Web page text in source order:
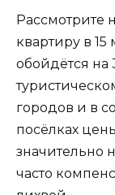
Рассмотрите
квартиру в 15
обойдётся
городов и в
посёлках
значительно
часто